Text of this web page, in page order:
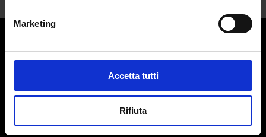
Marketing
Accetta tutti
Rifiuta
Contatti:redazione@adlmag.it
ACCADEMIA DEL LUSSO